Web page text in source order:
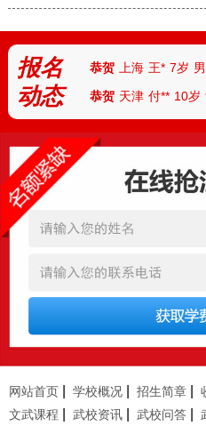
报名
动态
恭贺 河南郑州 林* 8
恭贺
上海 王* 7岁 男
恭贺 天津 付** 10岁
恭贺
湖北武汉 胡**
恭贺 河南南阳
恭贺 湖南怀化
恭贺 厦门 朱* 12岁
刘** 10岁
恭贺 四川成都 曹*
恭贺 安徽临泉 张**
网站首页| 学校概况| 招生简章|
文武课程 武校资讯| 武校问答|